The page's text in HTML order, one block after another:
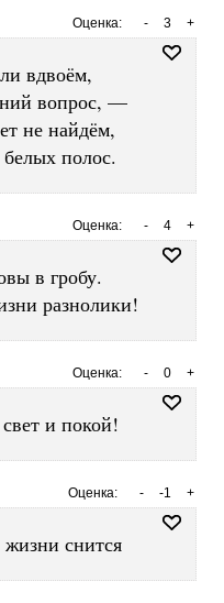
Оценка: +
3
-
вдвоём,
вопрос, —
не найдём,
полос.
Оценка: +
4
-
в гробу.
разнолики!
Оценка: +
0
-
и покой!
Оценка: +
-1
-
снится